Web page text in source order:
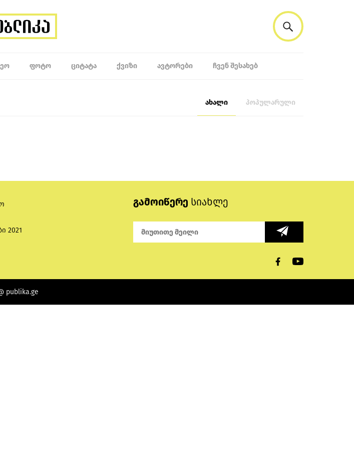
ᲤᲝᲢᲝ ᲪᲘᲢᲐᲢᲐ ᲥᲕᲘᲖᲘ ᲐᲕᲢᲝᲠᲔᲑᲘ ᲩᲕᲔᲜ ᲨᲔᲡᲐᲮᲔᲑ
ახალი პოპულარული
2021
გამოიწერე სიახლე
publika.ge